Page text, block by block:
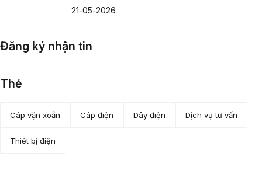
21-05-2026
Đăng ký nhận tin
Thẻ
Cáp vặn xoắn Cáp điện Dây điện Dịch vụ tư vấn
Thiết bị điện